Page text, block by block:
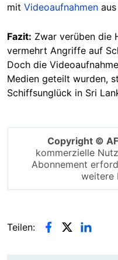
mit Videoaufnahmen
Fazit: Zwar verüben die
vermehrt Angriffe auf
Doch die
Medien geteilt wurden,
Schiffsunglück in Sri
Copyright ©
kommerzielle
Abonnement
weitere
Teilen: